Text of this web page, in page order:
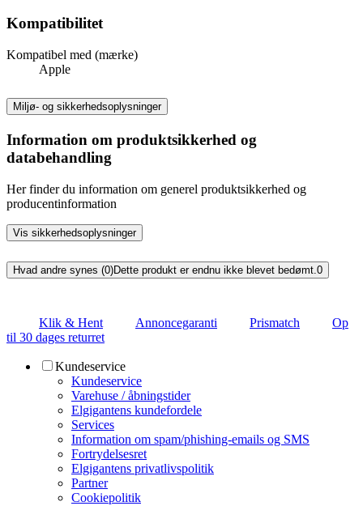
Kompatibilitet
Kompatibel med (mærke)
Apple
Miljø- og sikkerhedsoplysninger
Information om produktsikkerhed og
databehandling
Her finder du information om generel produktsikkerhed og
producentinformation
Vis sikkerhedsoplysninger
Hvad andre synes (0)Dette produkt er endnu ikke blevet bedømt.0
Klik & Hent Annoncegaranti Prismatch
Op
til 30 dages returret
Kundeservice
Kundeservice
Varehuse / åbningstider
Elgigantens kundefordele
Services
Information om spam/phishing-emails og SMS
Fortrydelsesret
Elgigantens privatlivspolitik
Partner
Cookiepolitik